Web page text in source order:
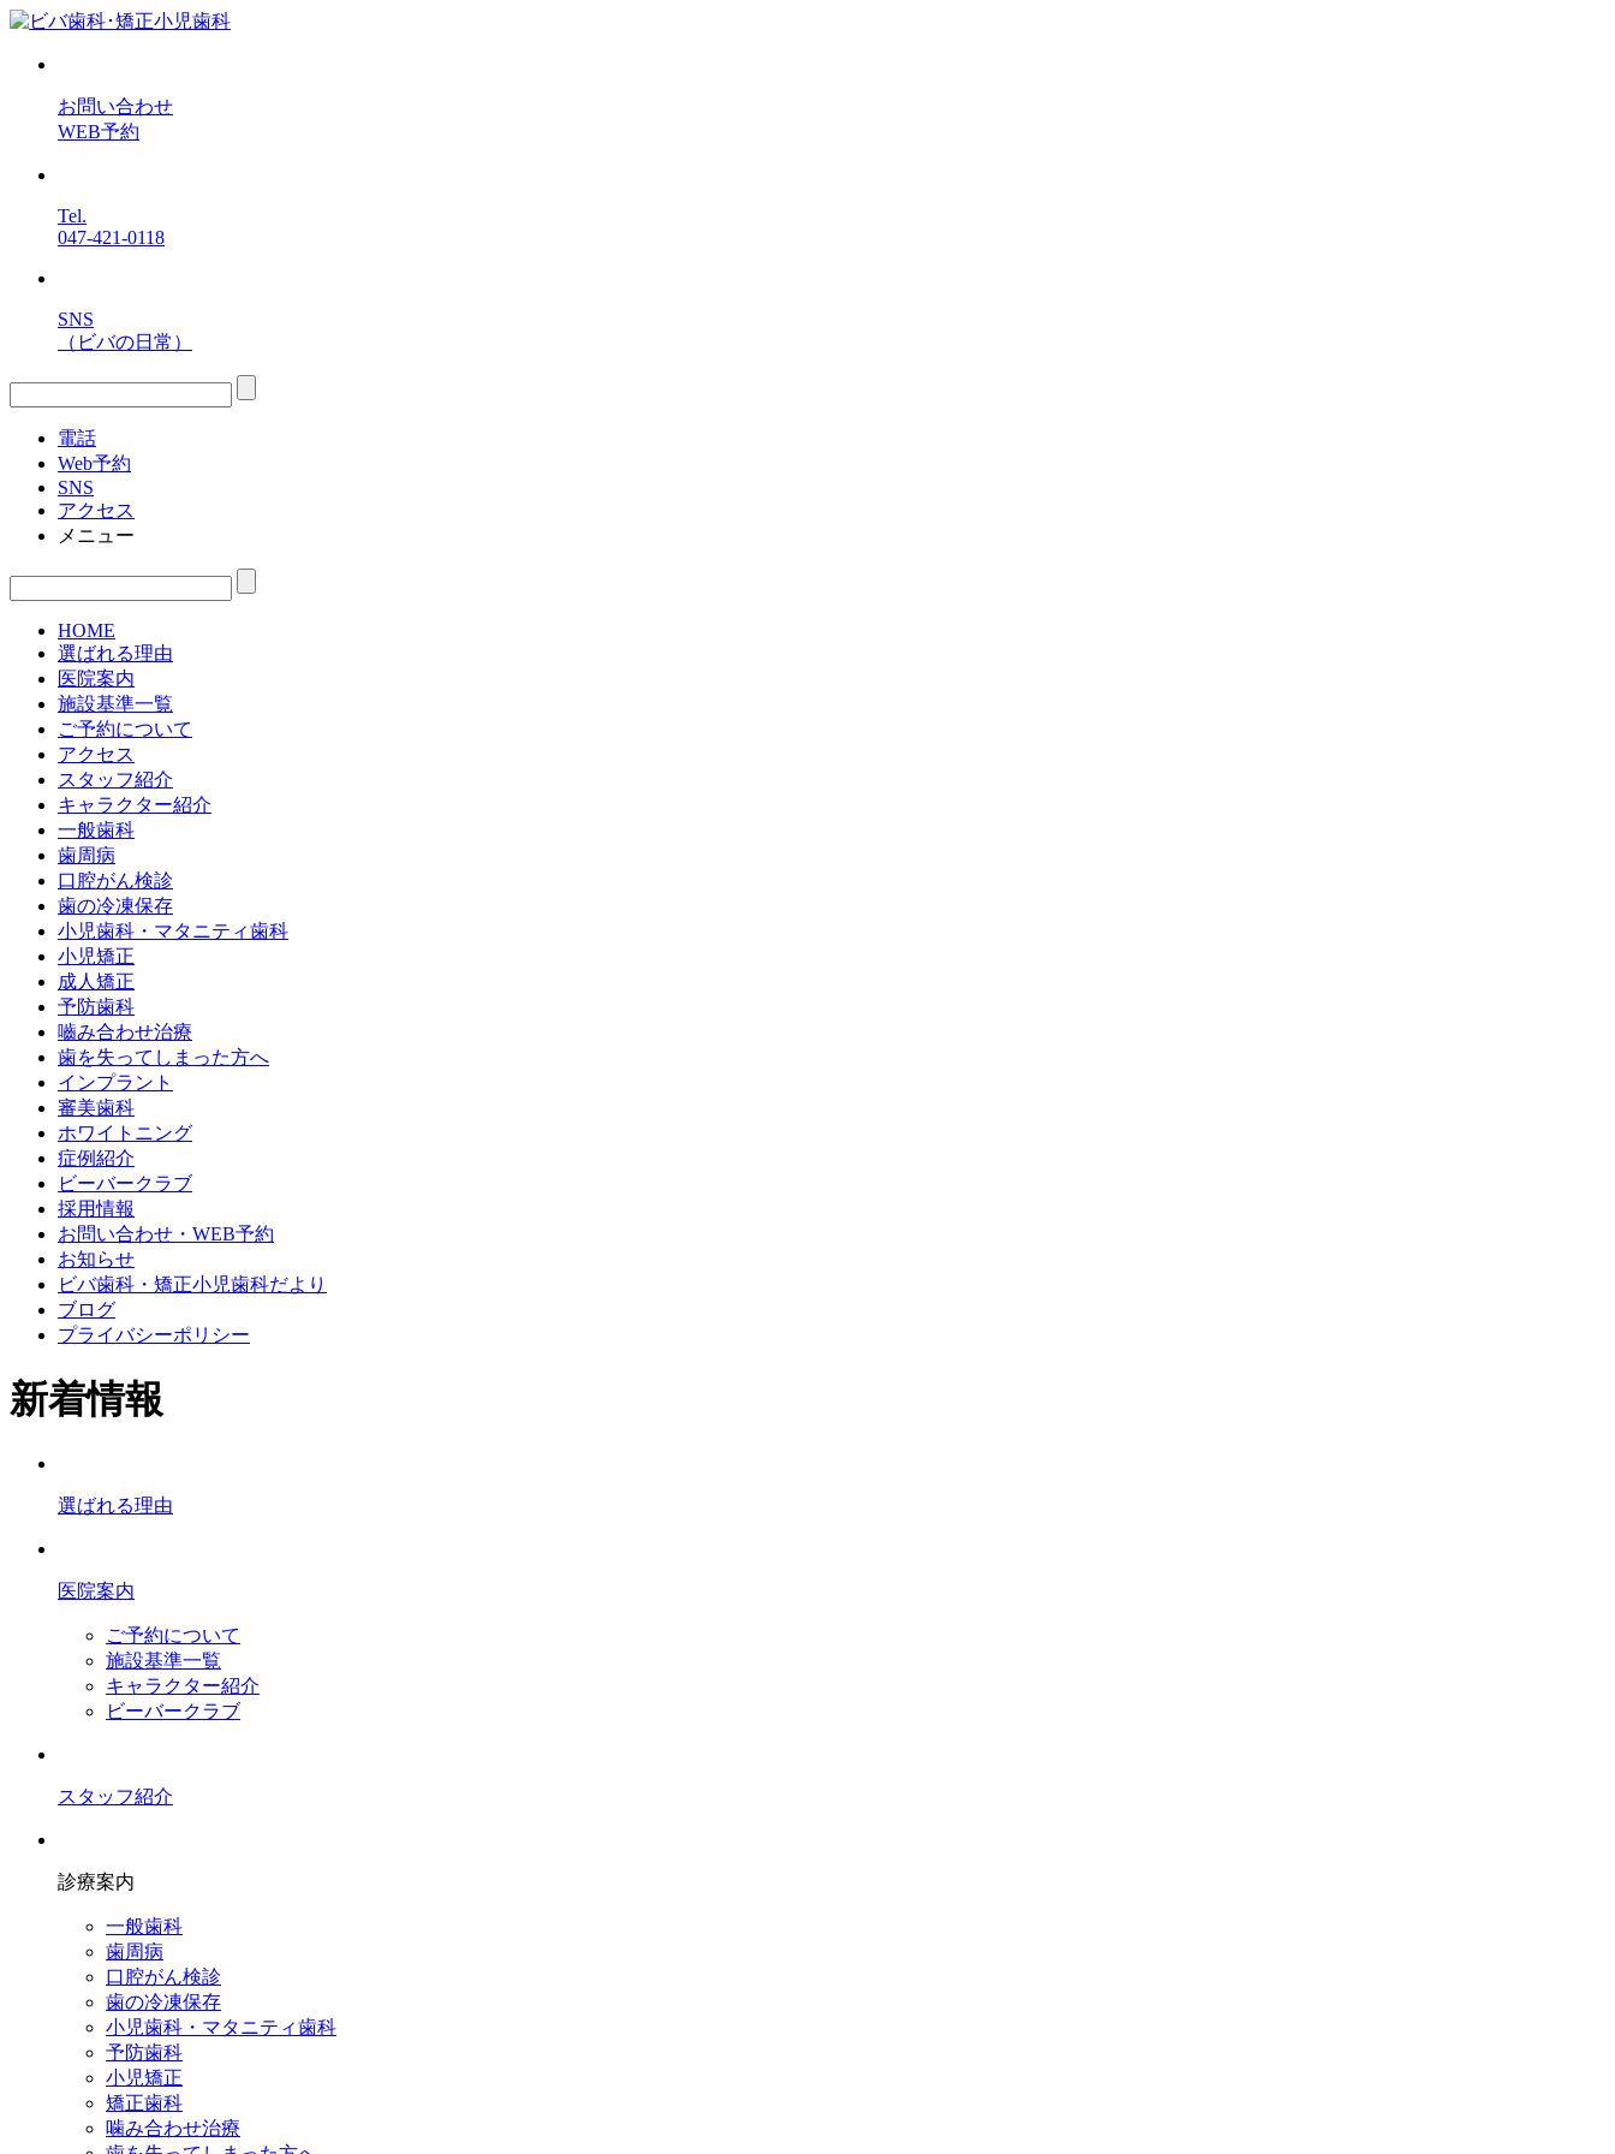
お問い合わせ
WEB予約
Tel.
047-421-0118
SNS
（ビバの日常）
電話
Web予約
SNS
アクセス
メニュー
HOME
選ばれる理由
医院案内
施設基準一覧
ご予約について
アクセス
スタッフ紹介
キャラクター紹介
一般歯科
歯周病
口腔がん検診
歯の冷凍保存
小児歯科・マタニティ歯科
小児矯正
成人矯正
予防歯科
嚙み合わせ治療
歯を失ってしまった方へ
インプラント
審美歯科
ホワイトニング
症例紹介
ビーバークラブ
採用情報
お問い合わせ・WEB予約
お知らせ
ビバ歯科・矯正小児歯科だより
ブログ
プライバシーポリシー
新着情報
選ばれる理由
医院案内
ご予約について
施設基準一覧
キャラクター紹介
ビーバークラブ
スタッフ紹介
診療案内
一般歯科
歯周病
口腔がん検診
歯の冷凍保存
小児歯科・マタニティ歯科
予防歯科
小児矯正
矯正歯科
噛み合わせ治療